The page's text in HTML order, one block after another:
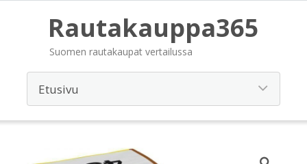
Rautakauppa365
Suomen rautakaupat vertailussa